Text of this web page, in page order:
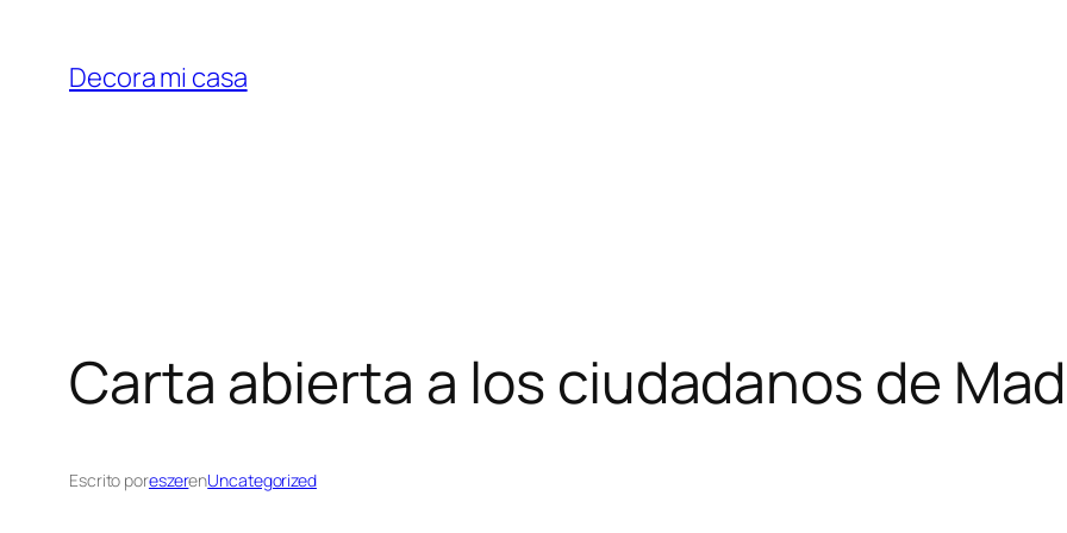
contenido
Decora mi casa
Carta abierta a los ciudadanos de
Escrito poreszerenUncategorized